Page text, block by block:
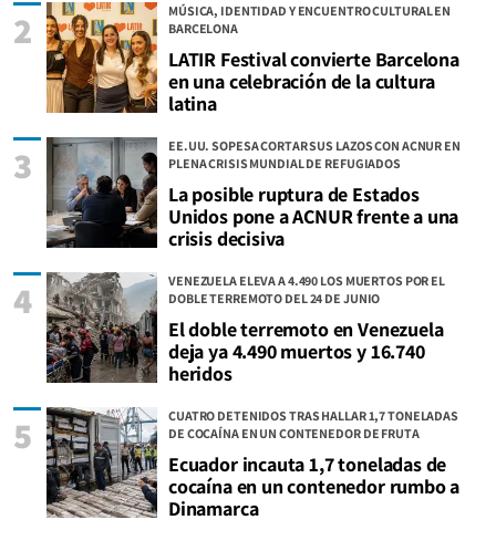
MÚSICA, IDENTIDAD Y ENCUENTRO CULTURAL EN
BARCELONA
LATIR Festival convierte Barcelona
en una celebración de la cultura
latina
2
EE.UU. SOPESA CORTAR SUS LAZOS CON ACNUR EN
PLENA CRISIS MUNDIAL DE REFUGIADOS
La posible ruptura de Estados
Unidos pone a ACNUR frente a una
crisis decisiva
3
VENEZUELA ELEVA A 4.490 LOS MUERTOS POR EL
DOBLE TERREMOTO DEL 24 DE JUNIO
El doble terremoto en Venezuela
deja ya 4.490 muertos y 16.740
heridos
4
CUATRO DETENIDOS TRAS HALLAR 1,7 TONELADAS
DE COCAÍNA EN UN CONTENEDOR DE FRUTA
Ecuador incauta 1,7 toneladas de
cocaína en un contenedor rumbo a
Dinamarca
5